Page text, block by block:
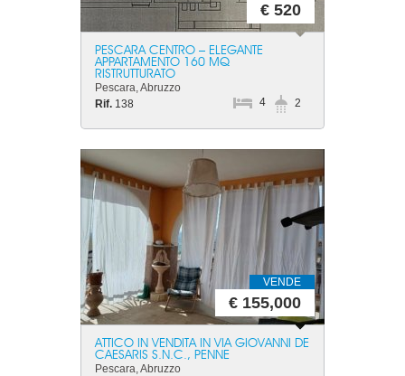
€ 520
PESCARA CENTRO – ELEGANTE
APPARTAMENTO 160 MQ
RISTRUTTURATO
Pescara, Abruzzo
Rif. 138 2
4
VENDE
€ 155,000
ATTICO IN VENDITA IN VIA GIOVANNI DE
CAESARIS S.N.C., PENNE
Pescara, Abruzzo